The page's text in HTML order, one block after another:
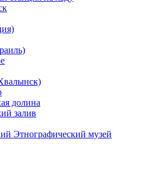
долина
залив
Этнографический музей